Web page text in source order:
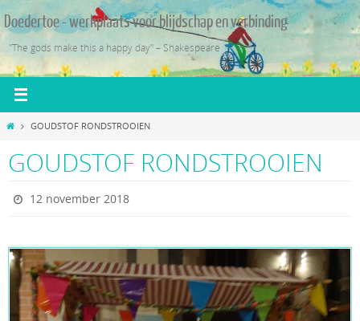
Ga
naar
de
inhoud
Doedertoe - werkplaats voor blijdschap en verbinding
"The gods make this a happy day" – Shakespeare
HomeGOUDSTOF RONDSTROOIEN
GOUDSTOF RONDSTROOIEN
12 november 2018